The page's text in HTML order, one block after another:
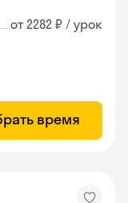
от 2282 ₽ / урок
время